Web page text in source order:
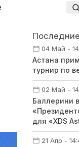
04 Май -
Астана
турнир по
02 Май -
Баллерини
для «XDS
21 Апр -